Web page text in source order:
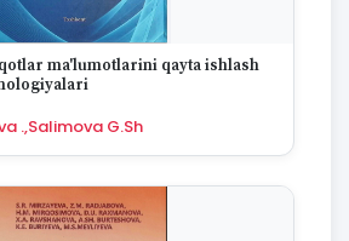
ma'lumotlarini qayta ishlash
.,Salimova G.Sh